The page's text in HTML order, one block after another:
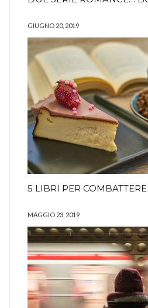
GIUGNO 20, 2019
5 LIBRI PER
MAGGIO 23, 2019